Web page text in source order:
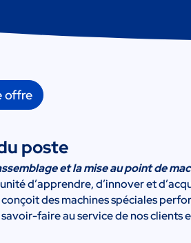
offre
poste
et la mise au point de
d’apprendre, d’innover et
des machines spéciales
faire au service de nos clients